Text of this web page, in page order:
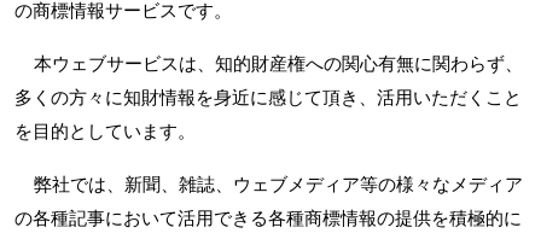
の商標情報サービスです。
本ウェブサービスは、知的財産権への関心有無に関わらず、
多くの方々に知財情報を身近に感じて頂き、活用いただくこと
を目的としています。
弊社では、新聞、雑誌、ウェブメディア等の様々なメディア
の各種記事において活用できる各種商標情報の提供を積極的に